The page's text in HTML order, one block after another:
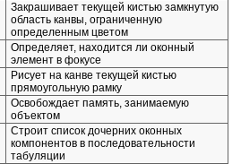
Закрашивает текущей кистью замкнутую
область канвы, ограниченную
определенным цветом
Определяет, находится ли оконный
элемент в фокусе
Рисует на канве текущей кистью
прямоугольную рамку
Освобождает память, занимаемую
объектом
Строит список дочерних оконных
компонентов в последовательности
табуляции